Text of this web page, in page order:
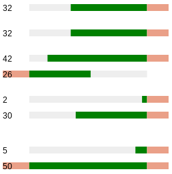
32
32
42
26
2
30
5
50